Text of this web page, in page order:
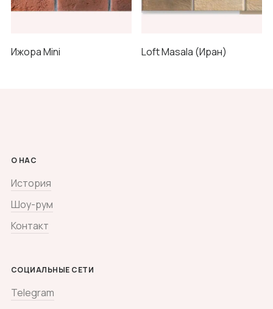
Ижора Mini Loft Masala (Иран)
О НАС
История
Шоу-рум
Контакт
СОЦИАЛЬНЫЕ СЕТИ
Telegram